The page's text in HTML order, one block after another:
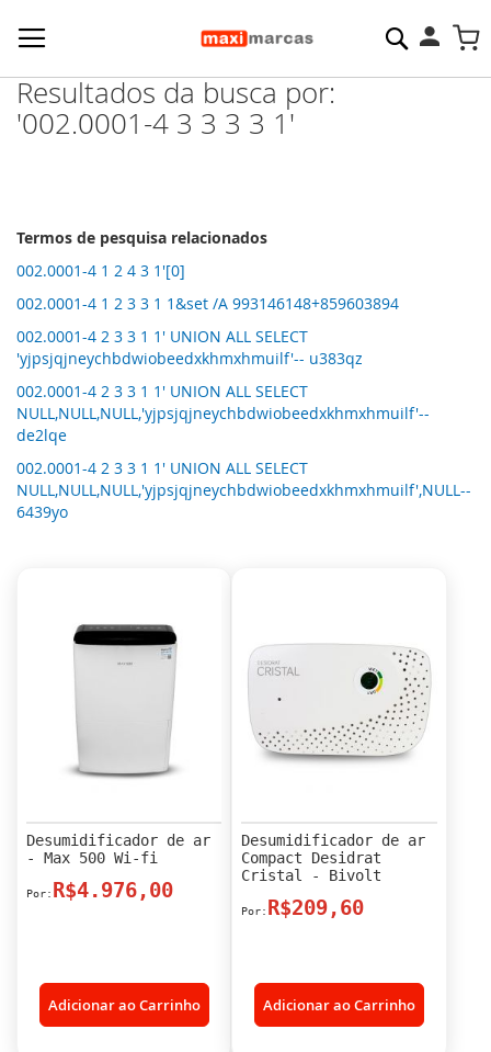
Pesquisa
Resultados da busca por:
'002.0001-4 3 3 3 3 1'
Termos de pesquisa relacionados
002.0001-4 1 2 4 3 1'[0]
002.0001-4 1 2 3 3 1 1&set /A 993146148+859603894
002.0001-4 2 3 3 1 1' UNION ALL SELECT
'yjpsjqjneychbdwiobeedxkhmxhmuilf'-- u383qz
002.0001-4 2 3 3 1 1' UNION ALL SELECT
NULL,NULL,NULL,'yjpsjqjneychbdwiobeedxkhmxhmuilf'--
de2lqe
002.0001-4 2 3 3 1 1' UNION ALL SELECT
NULL,NULL,NULL,'yjpsjqjneychbdwiobeedxkhmxhmuilf',NULL--
6439yo
Desumidificador de ar
- Max 500 Wi-fi
R$4.976,00
Adicionar ao Carrinho
Desumidificador de ar
Compact Desidrat
Cristal - Bivolt
R$209,60
Adicionar ao Carrinho